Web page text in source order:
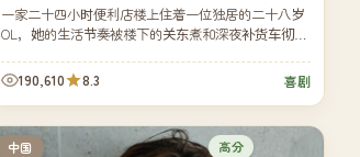
一家二十四小时便利店楼上住着一位独居的二十八岁
OL，她的生活节奏被楼下的关东煮和深夜补货车彻底
190,610 8.3 喜剧
中国 高分